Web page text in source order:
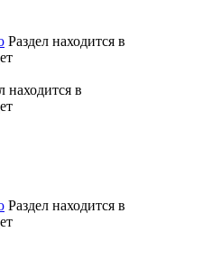
Раздел находится в
находится в
Раздел находится в